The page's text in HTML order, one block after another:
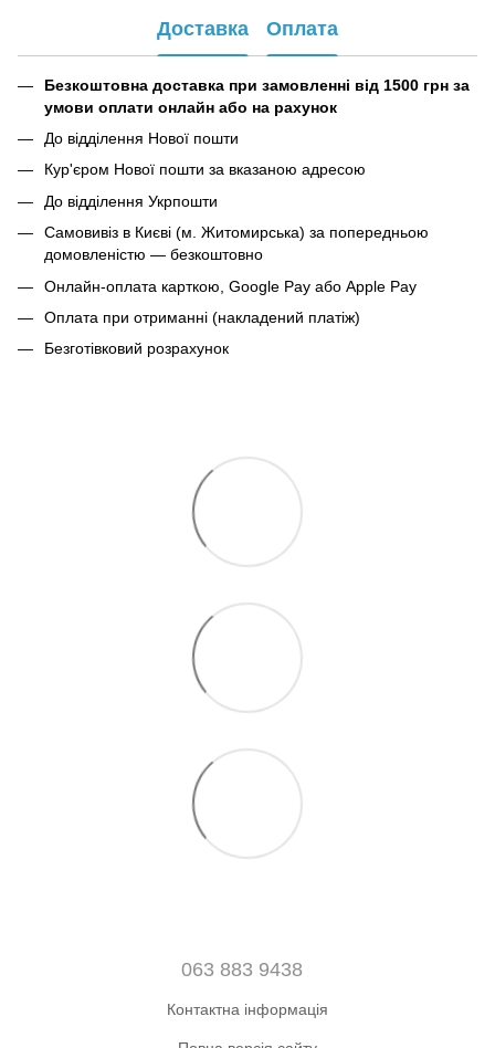
Доставка Оплата
Безкоштовна доставка при замовленні від 1500 грн за
умови оплати онлайн або на рахунок
До відділення Нової пошти
Кур'єром Нової пошти за вказаною адресою
До відділення Укрпошти
Самовивіз в Києві (м. Житомирська) за попередньою
домовленістю — безкоштовно
Онлайн-оплата карткою, Google Pay або Apple Pay
Оплата при отриманні (накладений платіж)
Безготівковий розрахунок
063 883 9438
Контактна інформація